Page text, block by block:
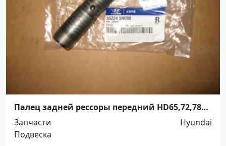
Палец задней рессоры передний HD65,72,78
Краснодар
Запчасти
Hyundai
Подвеска